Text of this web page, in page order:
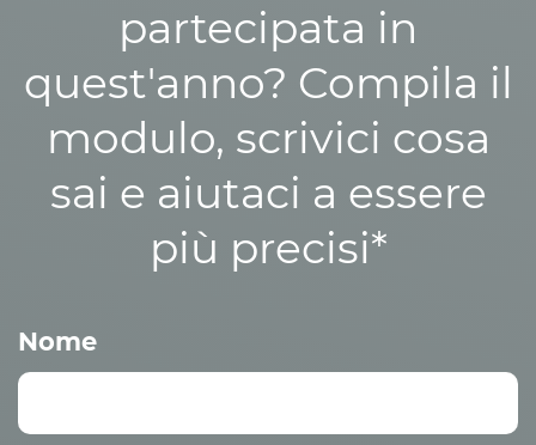
partecipata in
quest'anno? Compila il
modulo, scrivici cosa
sai e aiutaci a essere
più precisi*
Nome